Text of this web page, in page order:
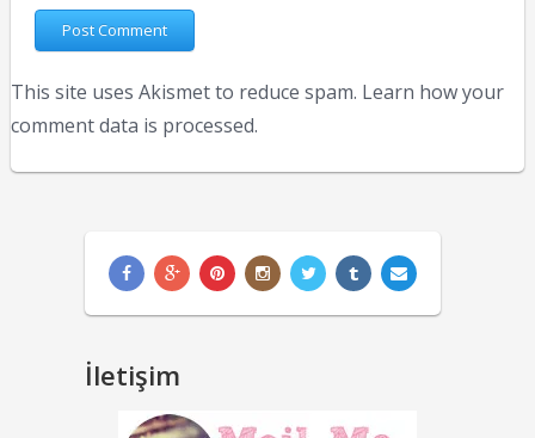
This site uses Akismet to reduce spam. Learn how your
comment data is processed.
İletişim